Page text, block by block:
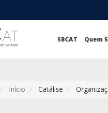
SBCAT Quem
Início Catálise